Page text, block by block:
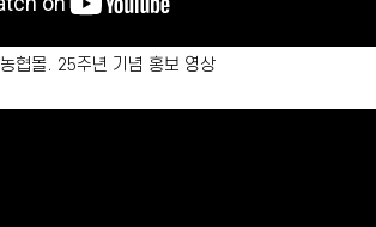
농협몰. 25주년 기념 홍보 영상